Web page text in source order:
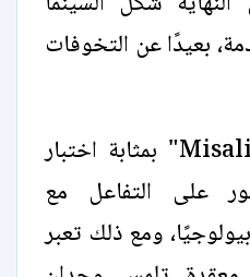
بعيدًا عن التخوفات
سيكون فيلم "Misaligned" بمثابة اختبار
على التفاعل مع
ومع ذلك تعبر